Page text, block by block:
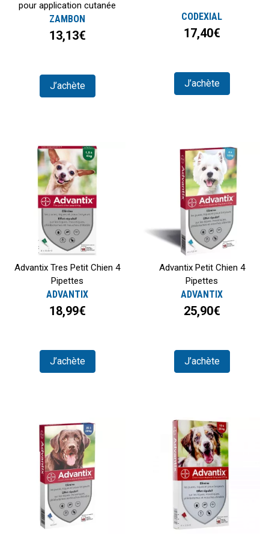
pour application cutanée
ZAMBON
13,13€
J’achète
CODEXIAL
17,40€
J’achète
Advantix Tres Petit Chien 4
Pipettes
ADVANTIX
18,99€
J’achète
Advantix Petit Chien 4
Pipettes
ADVANTIX
25,90€
J’achète